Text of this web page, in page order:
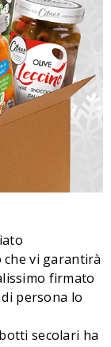
che vi garantirà
firmato
di persona lo
secolari ha